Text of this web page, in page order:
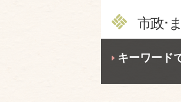
市政･
キーワード